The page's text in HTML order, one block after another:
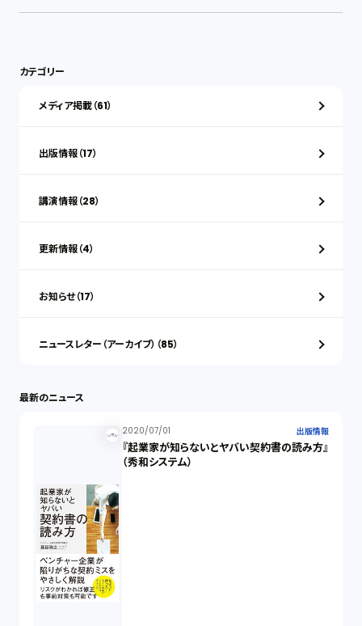
カテゴリー
メディア掲載（61）
出版情報（17）
講演情報（28）
更新情報（4）
お知らせ（17）
ニュースレター（アーカイブ）（85）
最新のニュース
2020/07/01 出版情報
『起業家が知らないとヤバい契約書の読み方』
（秀和システム）